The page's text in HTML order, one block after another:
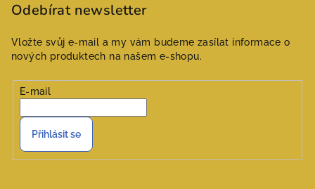
Odebírat newsletter
Vložte svůj e-mail a my vám budeme zasílat informace o
nových produktech na našem e-shopu.
E-mail
Přihlásit se